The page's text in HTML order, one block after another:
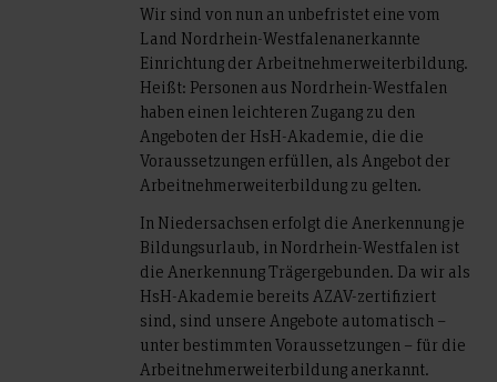
Wir sind von nun an unbefristet eine vom
Land Nordrhein-Westfalenanerkannte
Einrichtung der Arbeitnehmerweiterbildung.
Heißt: Personen aus Nordrhein-Westfalen
haben einen leichteren Zugang zu den
Angeboten der HsH-Akademie, die die
Voraussetzungen erfüllen, als Angebot der
Arbeitnehmerweiterbildung zu gelten.
In Niedersachsen erfolgt die Anerkennung je
Bildungsurlaub, in Nordrhein-Westfalen ist
die Anerkennung Trägergebunden. Da wir als
HsH-Akademie bereits AZAV-zertifiziert
sind, sind unsere Angebote automatisch –
unter bestimmten Voraussetzungen – für die
Arbeitnehmerweiterbildung anerkannt.